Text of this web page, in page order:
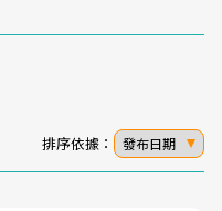
排序依據： 發布日期